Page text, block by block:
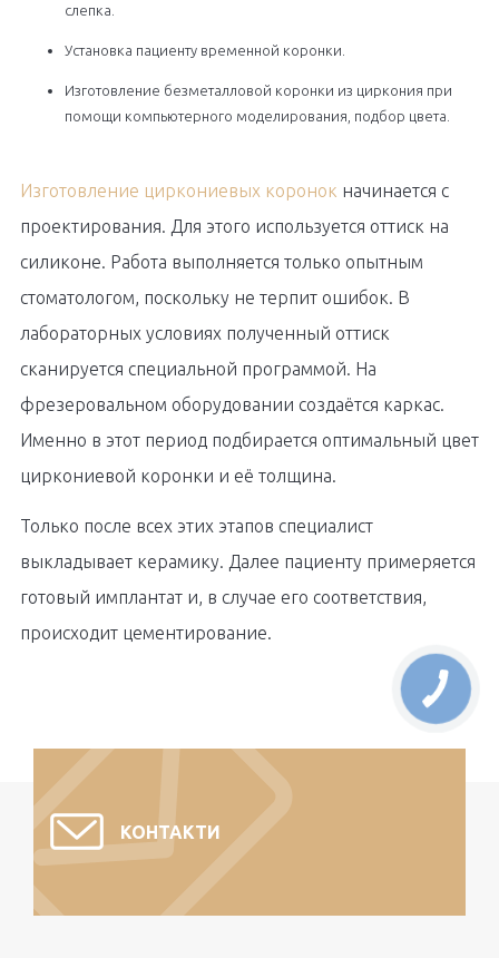
слепка.
Установка пациенту временной коронки.
Изготовление безметалловой коронки из циркония при
помощи компьютерного моделирования, подбор цвета.
Изготовление циркониевых коронок начинается с
проектирования. Для этого используется оттиск на
силиконе. Работа выполняется только опытным
стоматологом, поскольку не терпит ошибок. В
лабораторных условиях полученный оттиск
сканируется специальной программой. На
фрезеровальном оборудовании создаётся каркас.
Именно в этот период подбирается оптимальный цвет
циркониевой коронки и её толщина.
Только после всех этих этапов специалист
выкладывает керамику. Далее пациенту примеряется
готовый имплантат и, в случае его соответствия,
происходит цементирование.
КОНТАКТИ